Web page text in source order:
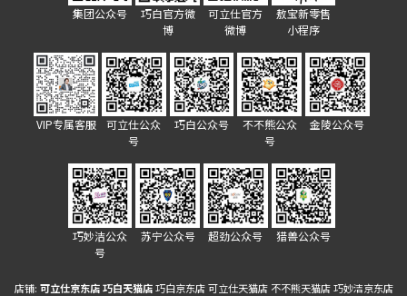
集团公众号
巧白官方微
博
可立仕官方
微博
敖宝新零售
小程序
VIP专属客服
可立仕公众
号
巧白公众号
不不熊公众
号
金陵公众号
巧妙洁公众
号
苏宁公众号 超劲公众号 猎兽公众号
店铺: 可立仕京东店 巧白天猫店 巧白京东店 可立仕天猫店 不不熊天猫店 巧妙洁京东店